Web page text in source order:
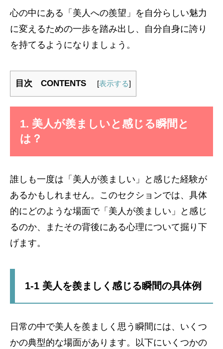
心の中にある「美人への羨望」を自分らしい魅力
に変えるための一歩を踏み出し、自分自身に誇り
を持てるようになりましょう。
目次 CONTENTS [表示する]
1. 美人が羨ましいと感じる瞬間と
は？
誰しも一度は「美人が羨ましい」と感じた経験が
あるかもしれません。このセクションでは、具体
的にどのような場面で「美人が羨ましい」と感じ
るのか、またその背後にある心理について掘り下
げます。
1-1 美人を羨ましく感じる瞬間の具体例
日常の中で美人を羨ましく思う瞬間には、いくつ
かの典型的な場面があります。以下にいくつかの